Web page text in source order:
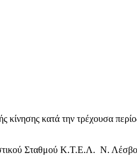
κίνησης κατά την τρέχουσα
Σταθμού Κ.Τ.Ε.Λ. Ν.